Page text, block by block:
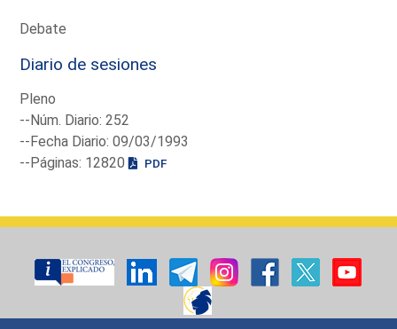
Debate
Diario de sesiones
Pleno
--Núm. Diario: 252
--Fecha Diario: 09/03/1993
--Páginas: 12820
PDF